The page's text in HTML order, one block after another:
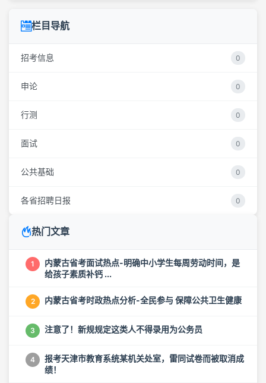
栏目导航
招考信息 0
申论 0
行测 0
面试 0
公共基础 0
各省招聘日报 0
热门文章
1
内蒙古省考面试热点-明确中小学生每周劳动时间，是
给孩子素质补钙 ...
2 内蒙古省考时政热点分析-全民参与 保障公共卫生健康
3 注意了！新规规定这类人不得录用为公务员
4
报考天津市教育系统某机关处室，雷同试卷而被取消成
绩！